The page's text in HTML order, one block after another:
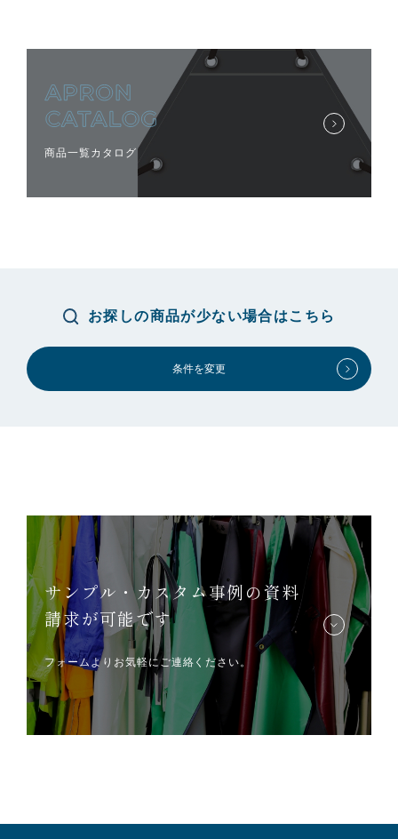
商品一覧カタログ
お探しの商品が少ない場合はこちら
条件を変更
サンプル・カスタム事例の資料
請求が可能です
フォームよりお気軽にご連絡ください。